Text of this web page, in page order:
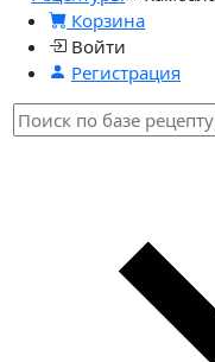
Корзина
Войти
Регистрация